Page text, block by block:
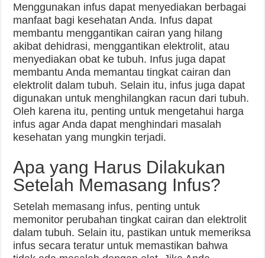
Menggunakan infus dapat menyediakan berbagai
manfaat bagi kesehatan Anda. Infus dapat
membantu menggantikan cairan yang hilang
akibat dehidrasi, menggantikan elektrolit, atau
menyediakan obat ke tubuh. Infus juga dapat
membantu Anda memantau tingkat cairan dan
elektrolit dalam tubuh. Selain itu, infus juga dapat
digunakan untuk menghilangkan racun dari tubuh.
Oleh karena itu, penting untuk mengetahui harga
infus agar Anda dapat menghindari masalah
kesehatan yang mungkin terjadi.
Apa yang Harus Dilakukan
Setelah Memasang Infus?
Setelah memasang infus, penting untuk
memonitor perubahan tingkat cairan dan elektrolit
dalam tubuh. Selain itu, pastikan untuk memeriksa
infus secara teratur untuk memastikan bahwa